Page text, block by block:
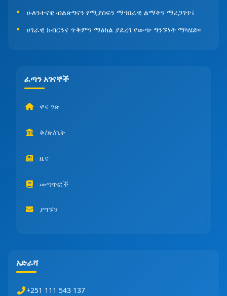
ሁለንተናዊ ብልጽግናን የሚያሰፍን ማኅበራዊ ልማትን ማረጋገጥ፤
ሀገራዊ ክብርንና ጥቅምን ማዕከል ያደረገ የውጭ ግንኙነት ማካሄድ፡፡
ፈጣን አገናኞች
ዋና ገጽ
ቅ/ጽ/ቤት
ዜና
መጣጥፎች
ያግኙን
አድራሻ
+251 111 543 137